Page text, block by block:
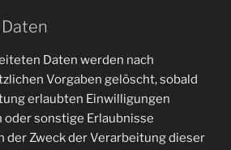
Daten werden nach
Vorgaben gelöscht, sobald
erlaubten Einwilligungen
sonstige Erlaubnisse
der Zweck der Verarbeitung dieser